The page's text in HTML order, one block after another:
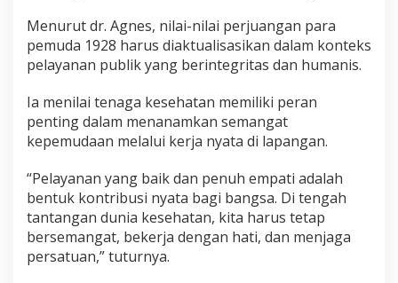
Menurut dr. Agnes, nilai-nilai perjuangan para
pemuda 1928 harus diaktualisasikan dalam konteks
pelayanan publik yang berintegritas dan humanis.
Ia menilai tenaga kesehatan memiliki peran
penting dalam menanamkan semangat
kepemudaan melalui kerja nyata di lapangan.
“Pelayanan yang baik dan penuh empati adalah
bentuk kontribusi nyata bagi bangsa. Di tengah
tantangan dunia kesehatan, kita harus tetap
bersemangat, bekerja dengan hati, dan menjaga
persatuan,” tuturnya.